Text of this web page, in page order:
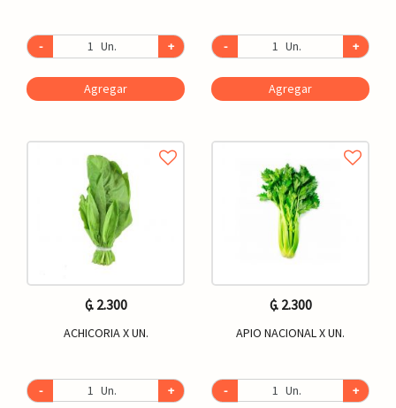
- Un. +
Agregar
₲. 2.300
ACHICORIA X UN.
- Un. +
- Un. +
Agregar
₲. 2.300
APIO NACIONAL X UN.
- Un. +